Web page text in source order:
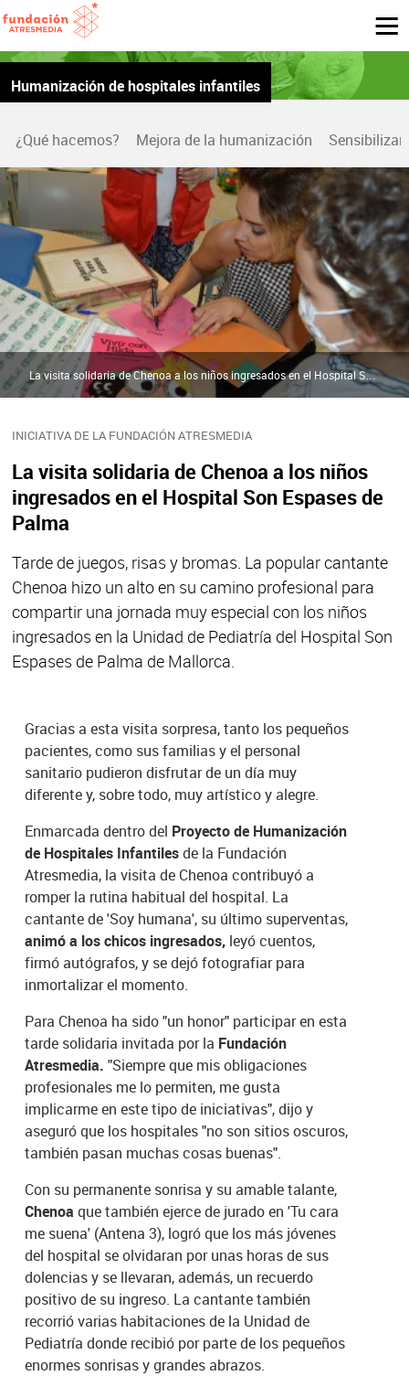
Humanización de hospitales infantiles
¿Qué hacemos? Mejora de la humanización Sensibilizar
INICIATIVA DE LA FUNDACIÓN ATRESMEDIA
La visita solidaria de Chenoa a los niños
ingresados en el Hospital Son Espases de
Palma
Tarde de juegos, risas y bromas. La popular cantante
Chenoa hizo un alto en su camino profesional para
compartir una jornada muy especial con los niños
ingresados en la Unidad de Pediatría del Hospital Son
Espases de Palma de Mallorca.
La visita solidaria de Chenoa a los niños ingresados en el Hospital Son Espases de Palma | Fundación Atresmedia
Gracias a esta visita sorpresa, tanto los pequeños
pacientes, como sus familias y el personal
sanitario pudieron disfrutar de un día muy
diferente y, sobre todo, muy artístico y alegre.
Enmarcada dentro del Proyecto de Humanización
de Hospitales Infantilesde la Fundación
Atresmedia, la visita de Chenoa contribuyó a
romper la rutina habitual del hospital. La
cantante de 'Soy humana', su último superventas,
animó a los chicos ingresados, leyó cuentos,
firmó autógrafos, y se dejó fotografiar para
inmortalizar el momento.
Para Chenoa ha sido "un honor" participar en esta
tarde solidaria invitada por la Fundación
Atresmedia. "Siempre que mis obligaciones
profesionales me lo permiten, me gusta
implicarme en este tipo de iniciativas", dijo y
aseguró que los hospitales "no son sitios oscuros,
también pasan muchas cosas buenas".
Con su permanente sonrisa y su amable talante,
Chenoa que también ejerce de jurado en 'Tu cara
me suena' (Antena 3), logró que los más jóvenes
del hospital se olvidaran por unas horas de sus
dolencias y se llevaran, además, un recuerdo
positivo de su ingreso. La cantante también
recorrió varias habitaciones de la Unidad de
Pediatría donde recibió por parte de los pequeños
enormes sonrisas y grandes abrazos.